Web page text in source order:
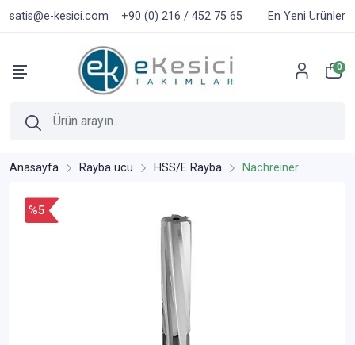
satis@e-kesici.com +90 (0) 216 / 452 75 65 En Yeni Ürünler
0
Anasayfa Rayba ucu HSS/E Rayba Nachreiner
%5